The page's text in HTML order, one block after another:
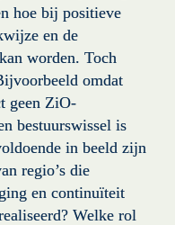
hoe bij positieve
en de
worden. Toch
omdat
geen ZiO-
bestuurswissel is
in beeld zijn
regio’s die
en continuïteit
Welke rol